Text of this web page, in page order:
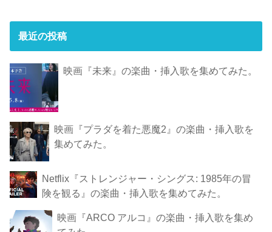
最近の投稿
映画『未来』の楽曲・挿入歌を集めてみた。
映画『プラダを着た悪魔2』の楽曲・挿入歌を
集めてみた。
Netflix『ストレンジャー・シングス: 1985年の冒
険 を観 る』の楽曲・挿入歌を集めてみた。
映画『ARCO アルコ』の楽曲・挿入歌を集め